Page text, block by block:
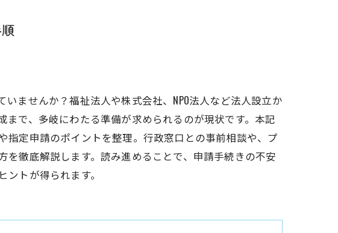
ませんか？福祉法人や株式会社、NPO法人など法人設立か
で、多岐にわたる準備が求められるのが現状です。本記
定申請のポイントを整理。行政窓口との事前相談や、プ
徹底解説します。読み進めることで、申請手続きの不安
トが得られます。